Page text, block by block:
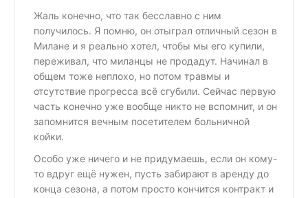
Жаль конечно, что так бесславно с ним
получилось. Я помню, он отыграл отличный сезон в
Милане и я реально хотел, чтобы мы его купили,
переживал, что миланцы не продадут. Начинал в
общем тоже неплохо, но потом травмы и
отсутствие прогресса всё сгубили. Сейчас первую
часть конечно уже вообще никто не вспомнит, и он
запомнится вечным посетителем больничной
койки.
Особо уже ничего и не придумаешь, если он кому-
то вдруг ещё нужен, пусть забирают в аренду до
конца сезона, а потом просто кончится контракт и